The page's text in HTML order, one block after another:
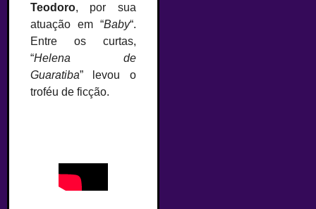
Teodoro, por sua
atuação em “Baby“.
Entre os curtas,
“Helena de
Guaratiba” levou o
troféu de ficção.